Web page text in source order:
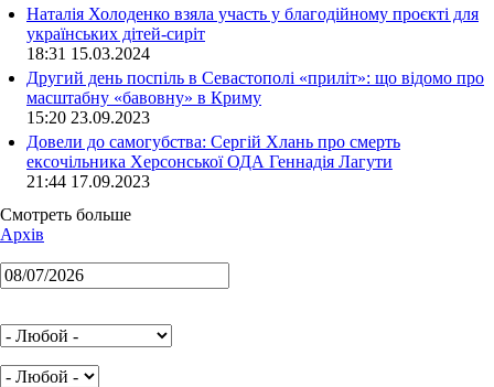
Наталія Холоденко взяла участь у благодійному проєкті для
українських дітей-сиріт
18:31 15.03.2024
Другий день поспіль в Севастополі «приліт»: що відомо про
масштабну «бавовну» в Криму
15:20 23.09.2023
Довели до самогубства: Сергій Хлань про смерть
ексочільника Херсонської ОДА Геннадія Лагути
21:44 17.09.2023
Смотреть больше
Архів